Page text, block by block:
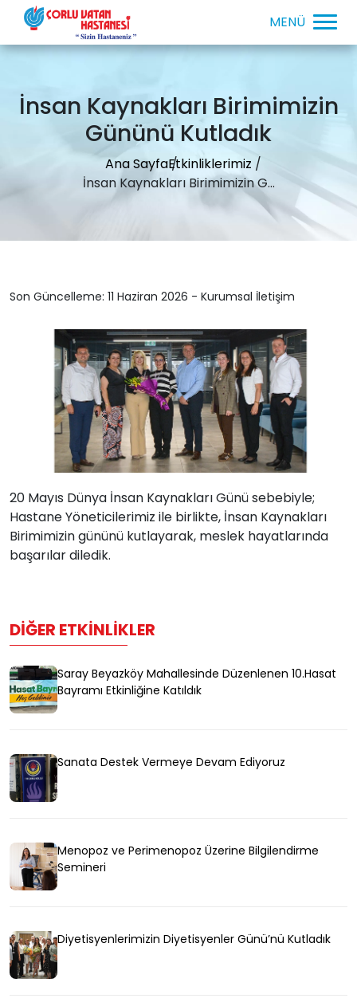
İnsan Kaynakları Birimimizin
Gününü Kutladık
Ana SayfaEtkinliklerimiz
İnsan Kaynakları Birimimizin G...
Son Güncelleme: 11 Haziran 2026 - Kurumsal İletişim
20 Mayıs Dünya İnsan Kaynakları Günü sebebiyle;
Hastane Yöneticilerimiz ile birlikte, İnsan Kaynakları
Birimimizin gününü kutlayarak, meslek hayatlarında
başarılar diledik.
DIĞER ETKINLIKLER
Saray Beyazköy Mahallesinde Düzenlenen 10.Hasat
Bayramı Etkinliğine Katıldık
Sanata Destek Vermeye Devam Ediyoruz
Menopoz ve Perimenopoz Üzerine Bilgilendirme
Semineri
Diyetisyenlerimizin Diyetisyenler Günü’nü Kutladık